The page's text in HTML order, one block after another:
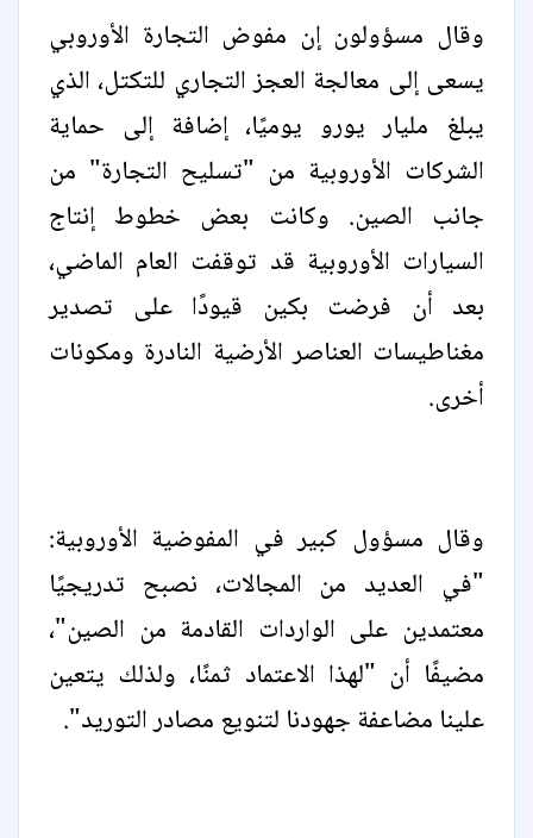
وقال مسؤولون إن مفوض التجارة الأوروبي
يسعى إلى معالجة العجز التجاري للتكتل، الذي
يبلغ مليار يورو يوميًا، إضافة إلى حماية
الشركات الأوروبية من "تسليح التجارة" من
جانب الصين. وكانت بعض خطوط إنتاج
السيارات الأوروبية قد توقفت العام الماضي،
بعد أن فرضت بكين قيودًا على تصدير
مغناطيسات العناصر الأرضية النادرة ومكونات
أخرى.
وقال مسؤول كبير في المفوضية الأوروبية:
"في العديد من المجالات، نصبح تدريجيًا
معتمدين على الواردات القادمة من الصين"،
مضيفًا أن "لهذا الاعتماد ثمنًا، ولذلك يتعين
علينا مضاعفة جهودنا لتنويع مصادر التوريد".